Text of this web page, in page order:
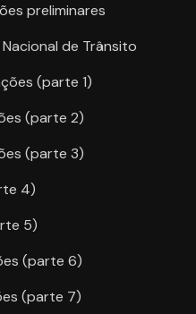
preliminares
de Trânsito
(parte 1)
(parte 2)
(parte 3)
4)
5)
(parte 6)
(parte 7)